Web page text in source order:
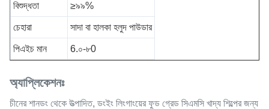
বিশুদ্ধতা ≥৯৯%
চেহারা সাদা বা হালকা হলুদ পাউডার
পিএইচ মান 6.০-৮0
অ্যাপ্লিকেশনঃ
চীনের শানডং থেকে উত্পাদিত, ডংইং লিংগাংয়ের ফুড গ্রেড সিএমসি খাদ্য শিল্পের জন্য